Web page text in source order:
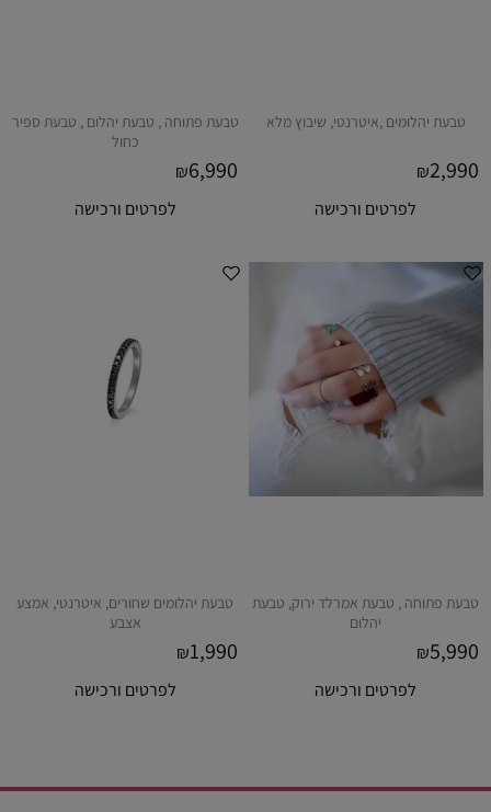
טבעת יהלומים ,איטרנטי, שיבוץ מלא
₪2,990
לפרטים ורכישה
טבעת פתוחה , טבעת יהלום , טבעת ספיר
כחול
₪6,990
לפרטים ורכישה
טבעת פתוחה , טבעת אמרלד ירוק, טבעת
יהלום
₪5,990
לפרטים ורכישה
טבעת יהלומים שחורים, איטרנטי, אמצע
אצבע
₪1,990
לפרטים ורכישה